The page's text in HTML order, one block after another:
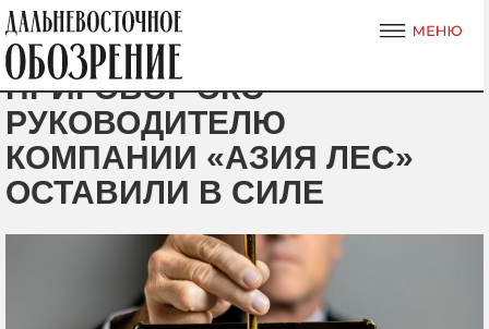
ПРИГОВОР ЭКС-
РУКОВОДИТЕЛЮ
КОМПАНИИ «АЗИЯ ЛЕС»
ОСТАВИЛИ В СИЛЕ